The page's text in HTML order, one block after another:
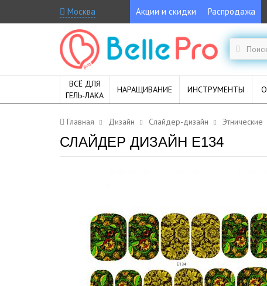
Москва Акции и скидки Распродажа
ВСЁ ДЛЯ
ГЕЛЬ-ЛАКА
НАРАЩИВАНИЕ ИНСТРУМЕНТЫ
Главная Дизайн Слайдер-дизайн Этнические
СЛАЙДЕР ДИЗАЙН E134